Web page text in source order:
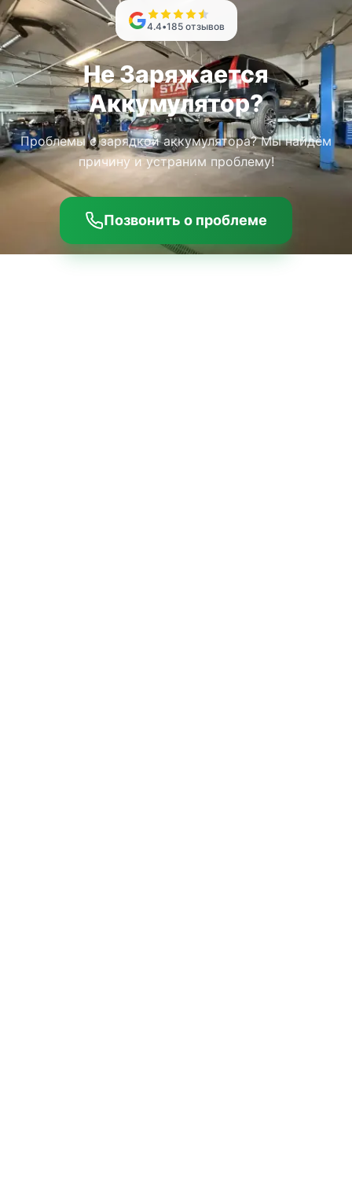
4.4•185 отзывов
Не Заряжается
Аккумулятор?
Проблемы с зарядкой аккумулятора? Мы найдём
причину и устраним проблему!
Позвонить о проблеме